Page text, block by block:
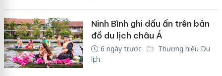
Ninh Bình ghi dấu ấn trên bản
đồ du lịch châu Á
6 ngày trước
Thương hiệu Du
lịch